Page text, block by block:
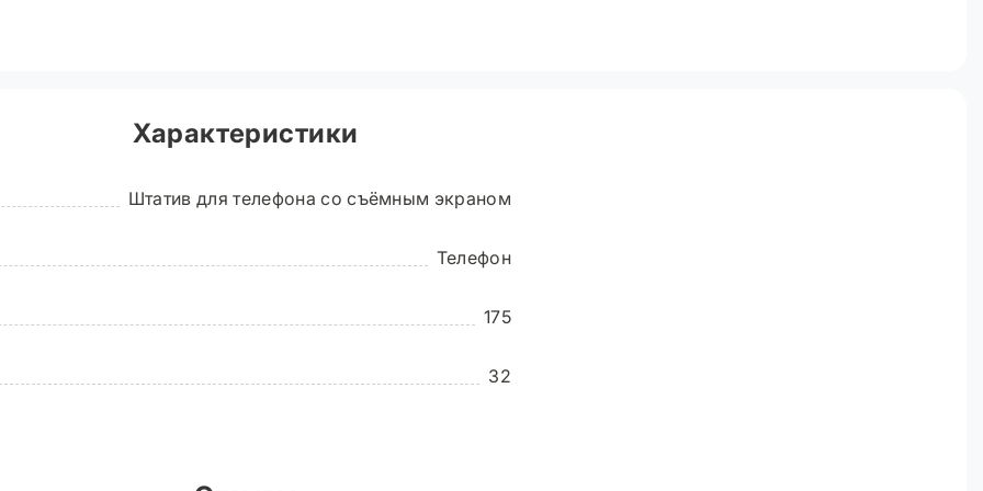
Характеристики
Штатив для телефона со съёмным экраном
Телефон
175
32